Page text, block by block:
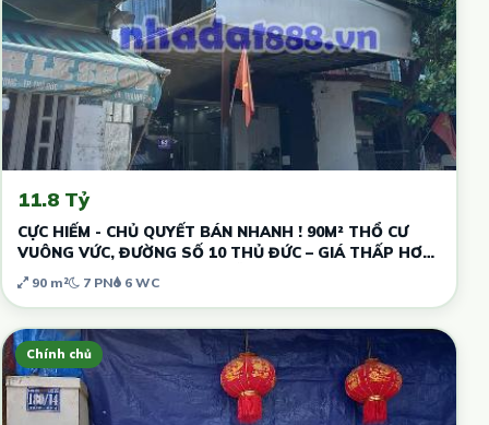
11.8 Tỷ
CỰC HIẾM - CHỦ QUYẾT BÁN NHANH ! 90M² THỔ CƯ
VUÔNG VỨC, ĐƯỜNG SỐ 10 THỦ ĐỨC – GIÁ THẤP HƠN
THỊ TRƯỜNG - DÒNG TIỀN SẴN
90 m² 7 PN 6 WC
Chính chủ